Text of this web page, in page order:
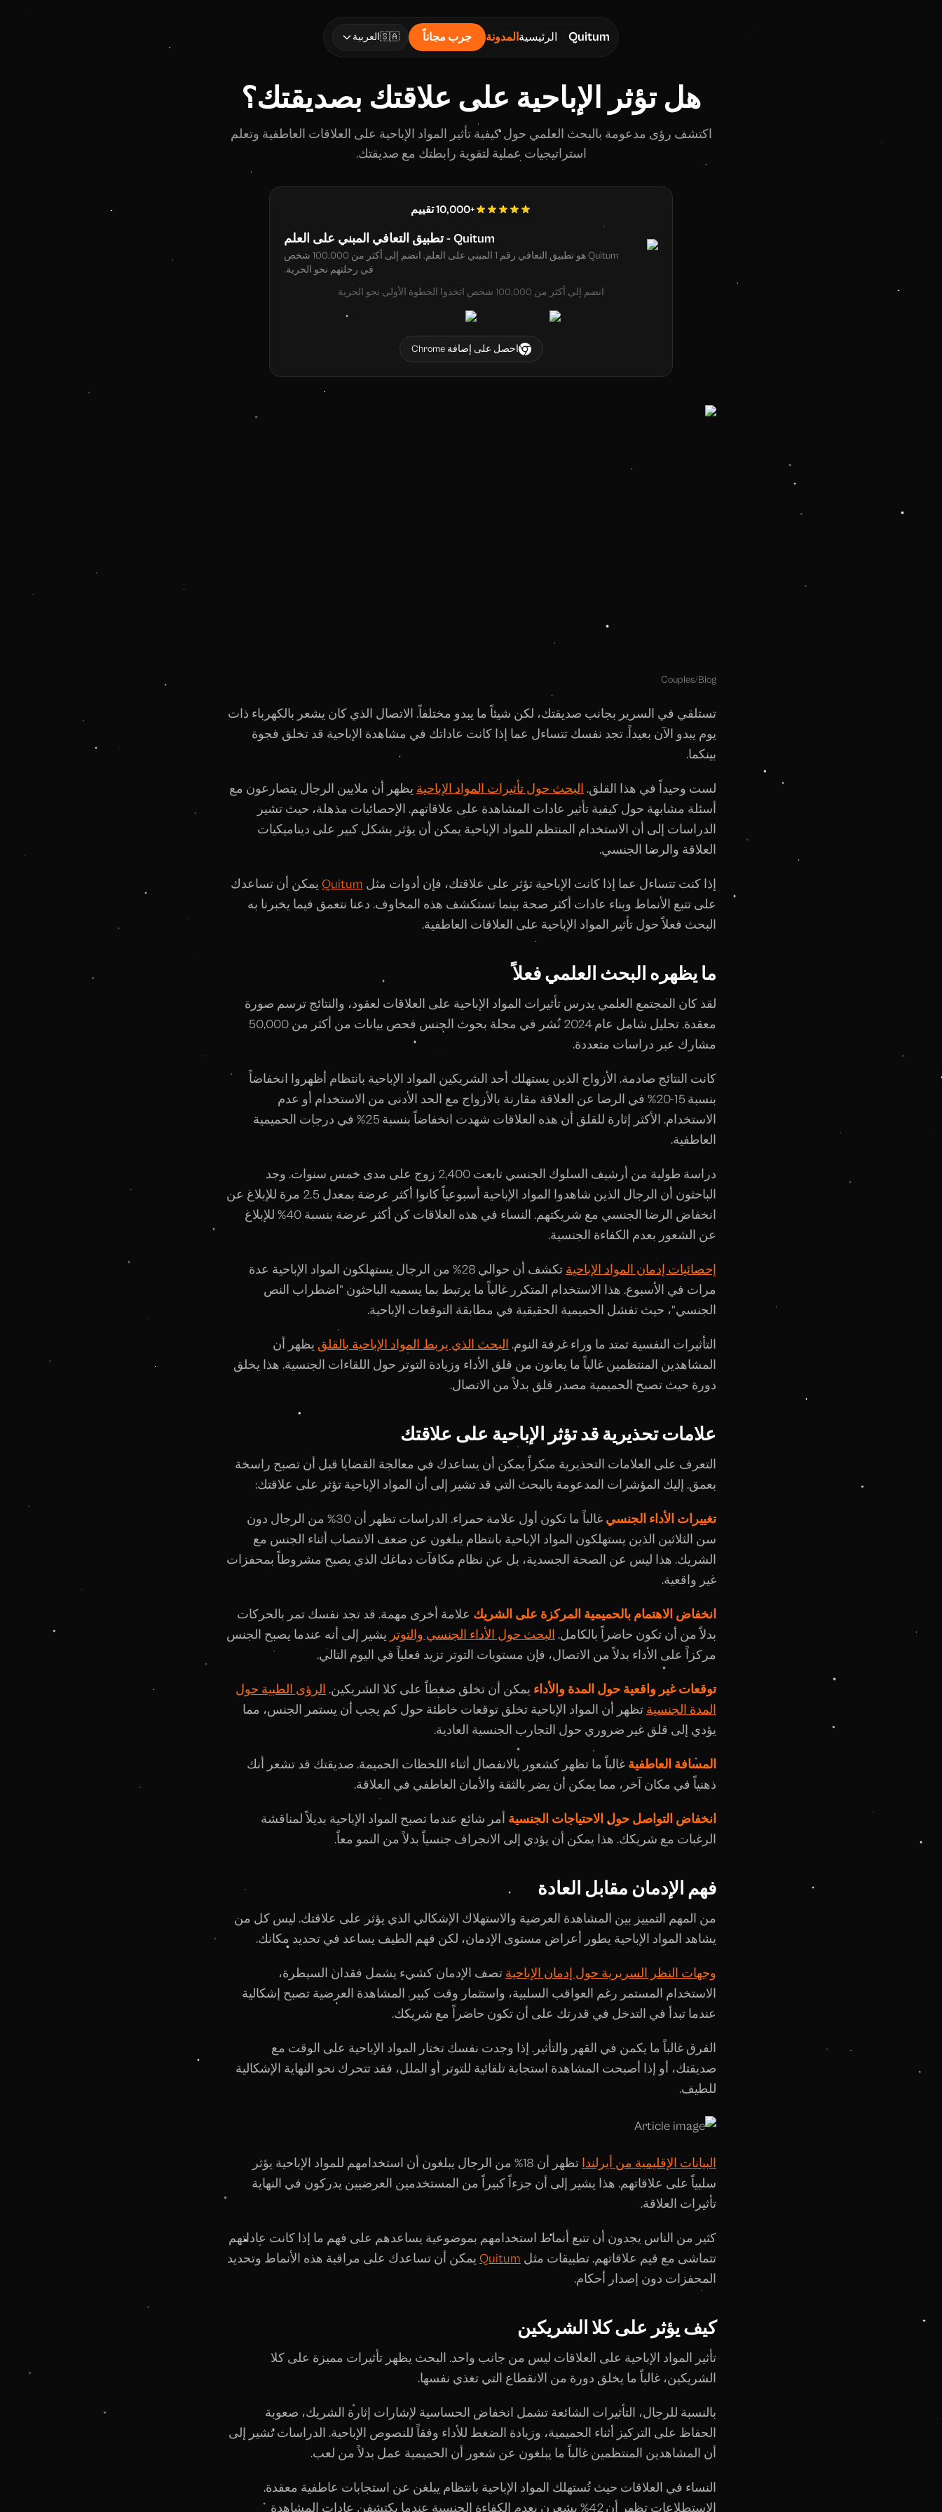
Quitum الرئيسية المدونة جرب مجاناً 🇸🇦 العربية
هل تؤثر الإباحية على علاقتك بصديقتك؟
اكتشف رؤى مدعومة بالبحث العلمي حول كيفية تأثير المواد الإباحية على العلاقات العاطفية وتعلم
استراتيجيات عملية لتقوية رابطتك مع صديقتك.
+10,000 تقييم
Quitum - تطبيق التعافي المبني على العلم
Quitum هو تطبيق التعافي رقم 1 المبني على العلم. انضم إلى أكثر من 100,000 شخص
في رحلتهم نحو الحرية.
انضم إلى أكثر من 100,000 شخص اتخذوا الخطوة الأولى نحو الحرية
احصل على إضافة Chrome
Blog
/
Couples
تستلقي في السرير بجانب صديقتك، لكن شيئاً ما يبدو مختلفاً. الاتصال الذي كان يشعر بالكهرباء ذات
يوم يبدو الآن بعيداً. تجد نفسك تتساءل عما إذا كانت عاداتك في مشاهدة الإباحية قد تخلق فجوة
بينكما.
لست وحيداً في هذا القلق. البحث حول تأثيرات المواد الإباحية يظهر أن ملايين الرجال يتصارعون مع
أسئلة مشابهة حول كيفية تأثير عادات المشاهدة على علاقاتهم. الإحصائيات مذهلة، حيث تشير
الدراسات إلى أن الاستخدام المنتظم للمواد الإباحية يمكن أن يؤثر بشكل كبير على ديناميكيات
العلاقة والرضا الجنسي.
إذا كنت تتساءل عما إذا كانت الإباحية تؤثر على علاقتك، فإن أدوات مثل Quitum يمكن أن تساعدك
على تتبع الأنماط وبناء عادات أكثر صحة بينما تستكشف هذه المخاوف. دعنا نتعمق فيما يخبرنا به
البحث فعلاً حول تأثير المواد الإباحية على العلاقات العاطفية.
ما يظهره البحث العلمي فعلاً
لقد كان المجتمع العلمي يدرس تأثيرات المواد الإباحية على العلاقات لعقود، والنتائج ترسم صورة
معقدة. تحليل شامل عام 2024 نُشر في مجلة بحوث الجنس فحص بيانات من أكثر من 50,000
مشارك عبر دراسات متعددة.
كانت النتائج صادمة. الأزواج الذين يستهلك أحد الشريكين المواد الإباحية بانتظام أظهروا انخفاضاً
بنسبة 15-20% في الرضا عن العلاقة مقارنة بالأزواج مع الحد الأدنى من الاستخدام أو عدم
الاستخدام. الأكثر إثارة للقلق أن هذه العلاقات شهدت انخفاضاً بنسبة 25% في درجات الحميمية
العاطفية.
دراسة طولية من أرشيف السلوك الجنسي تابعت 2,400 زوج على مدى خمس سنوات. وجد
الباحثون أن الرجال الذين شاهدوا المواد الإباحية أسبوعياً كانوا أكثر عرضة بمعدل 2.5 مرة للإبلاغ عن
انخفاض الرضا الجنسي مع شريكتهم. النساء في هذه العلاقات كن أكثر عرضة بنسبة 40% للإبلاغ
عن الشعور بعدم الكفاءة الجنسية.
إحصائيات إدمان المواد الإباحية
تكشف أن حوالي 28% من الرجال يستهلكون المواد الإباحية عدة
مرات في الأسبوع. هذا الاستخدام المتكرر غالباً ما يرتبط بما يسميه الباحثون "اضطراب النص
الجنسي"، حيث تفشل الحميمية الحقيقية في مطابقة التوقعات الإباحية.
التأثيرات النفسية تمتد ما وراء غرفة النوم. البحث الذي يربط المواد الإباحية بالقلق يظهر أن
المشاهدين المنتظمين غالباً ما يعانون من قلق الأداء وزيادة التوتر حول اللقاءات الجنسية. هذا يخلق
دورة حيث تصبح الحميمية مصدر قلق بدلاً من الاتصال.
علامات تحذيرية قد تؤثر الإباحية على علاقتك
التعرف على العلامات التحذيرية مبكراً يمكن أن يساعدك في معالجة القضايا قبل أن تصبح راسخة
بعمق. إليك المؤشرات المدعومة بالبحث التي قد تشير إلى أن المواد الإباحية تؤثر على علاقتك:
تغييرات الأداء الجنسي
غالباً ما تكون أول علامة حمراء. الدراسات تظهر أن 30% من الرجال دون
سن الثلاثين الذين يستهلكون المواد الإباحية بانتظام يبلغون عن ضعف الانتصاب أثناء الجنس مع
الشريك. هذا ليس عن الصحة الجسدية، بل عن نظام مكافآت دماغك الذي يصبح مشروطاً بمحفزات
غير واقعية.
انخفاض الاهتمام بالحميمية المركزة على الشريك علامة أخرى مهمة. قد تجد نفسك تمر بالحركات
بدلاً من أن تكون حاضراً بالكامل. البحث حول الأداء الجنسي والتوتر يشير إلى أنه عندما يصبح الجنس
مركزاً على الأداء بدلاً من الاتصال، فإن مستويات التوتر تزيد فعلياً في اليوم التالي.
توقعات غير واقعية حول المدة والأداء يمكن أن تخلق ضغطاً على كلا الشريكين. الرؤى الطبية حول
المدة الجنسية تظهر أن المواد الإباحية تخلق توقعات خاطئة حول كم يجب أن يستمر الجنس، مما
يؤدي إلى قلق غير ضروري حول التجارب الجنسية العادية.
المسافة العاطفية غالباً ما تظهر كشعور بالانفصال أثناء اللحظات الحميمة. صديقتك قد تشعر أنك
ذهنياً في مكان آخر، مما يمكن أن يضر بالثقة والأمان العاطفي في العلاقة.
انخفاض التواصل حول الاحتياجات الجنسية أمر شائع عندما تصبح المواد الإباحية بديلاً لمناقشة
الرغبات مع شريكك. هذا يمكن أن يؤدي إلى الانجراف جنسياً بدلاً من النمو معاً.
فهم الإدمان مقابل العادة
من المهم التمييز بين المشاهدة العرضية والاستهلاك الإشكالي الذي يؤثر على علاقتك. ليس كل من
يشاهد المواد الإباحية يطور أعراض مستوى الإدمان، لكن فهم الطيف يساعد في تحديد مكانك.
وجهات النظر السريرية حول إدمان الإباحية تصف الإدمان كشيء يشمل فقدان السيطرة،
الاستخدام المستمر رغم العواقب السلبية، واستثمار وقت كبير. المشاهدة العرضية تصبح إشكالية
عندما تبدأ في التدخل في قدرتك على أن تكون حاضراً مع شريكك.
الفرق غالباً ما يكمن في القهر والتأثير. إذا وجدت نفسك تختار المواد الإباحية على الوقت مع
صديقتك، أو إذا أصبحت المشاهدة استجابة تلقائية للتوتر أو الملل، فقد تتحرك نحو النهاية الإشكالية
للطيف.
البيانات الإقليمية من أيرلندا
تظهر أن 18% من الرجال يبلغون أن استخدامهم للمواد الإباحية يؤثر
سلبياً على علاقاتهم. هذا يشير إلى أن جزءاً كبيراً من المستخدمين العرضيين يدركون في النهاية
تأثيرات العلاقة.
كثير من الناس يجدون أن تتبع أنماط استخدامهم بموضوعية يساعدهم على فهم ما إذا كانت عاداتهم
تتماشى مع قيم علاقاتهم. تطبيقات مثل Quitum يمكن أن تساعدك على مراقبة هذه الأنماط وتحديد
المحفزات دون إصدار أحكام.
كيف يؤثر على كلا الشريكين
تأثير المواد الإباحية على العلاقات ليس من جانب واحد. البحث يظهر تأثيرات مميزة على كلا
الشريكين، غالباً ما يخلق دورة من الانقطاع التي تغذي نفسها.
بالنسبة للرجال، التأثيرات الشائعة تشمل انخفاض الحساسية لإشارات إثارة الشريك، صعوبة
الحفاظ على التركيز أثناء الحميمية، وزيادة الضغط للأداء وفقاً للنصوص الإباحية. الدراسات تشير إلى
أن المشاهدين المنتظمين غالباً ما يبلغون عن شعور أن الحميمية عمل بدلاً من لعب.
النساء في العلاقات حيث تُستهلك المواد الإباحية بانتظام يبلغن عن استجابات عاطفية معقدة.
الاستطلاعات تظهر أن 42% يشعرن بعدم الكفاءة الجنسية عندما يكتشفن عادات المشاهدة